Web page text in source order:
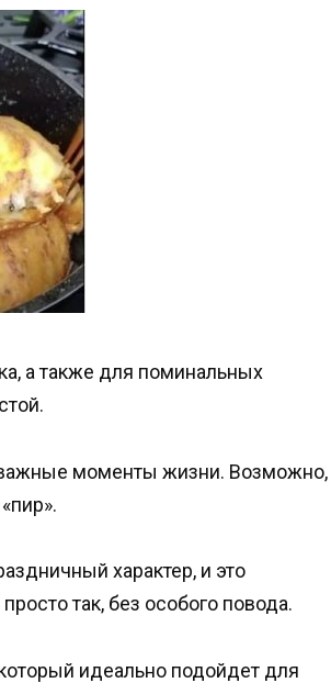
а также для поминальных
моменты жизни. Возможно,
характер, и это
так, без особого повода.
идеально подойдет для